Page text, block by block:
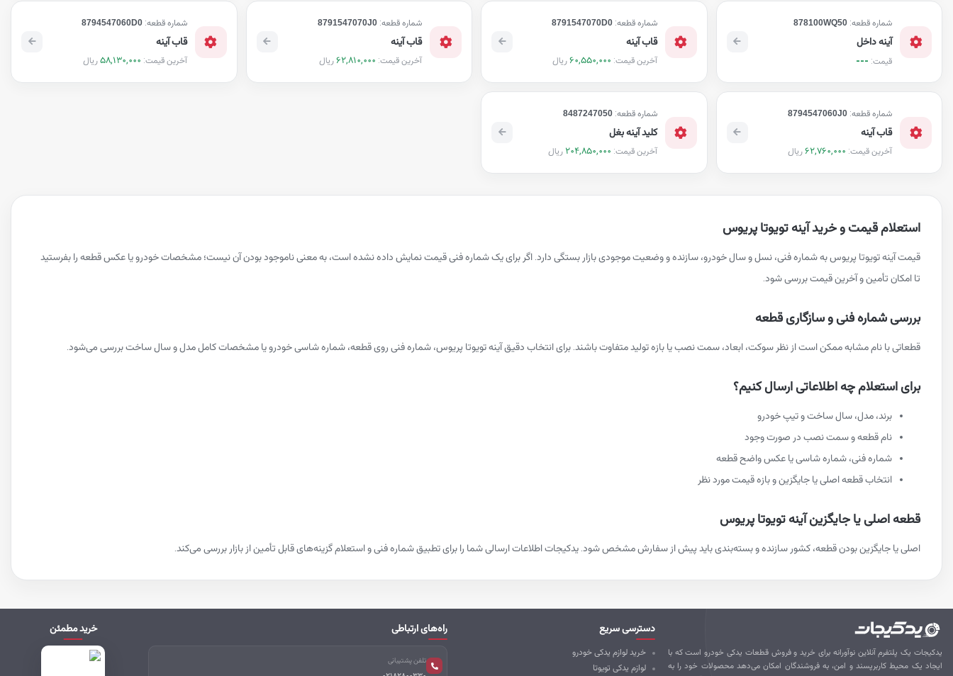
شماره قطعه: 878100WQ50
آینه داخل
قیمت: ---
شماره قطعه:8791547070D0
قاب آینه
آخرین قیمت: 60,550,000ریال
شماره قطعه: 8791547070J0
قاب آینه
آخرین قیمت: 62,810,000ریال
شماره قطعه:8794547060D0
قاب آینه
آخرین قیمت: 58,130,000ریال
شماره قطعه: 8794547060J0
قاب آینه
آخرین قیمت: 62,760,000ریال
شماره قطعه:8487247050
کلید آینه بغل
آخرین قیمت: 204,850,000 ریال
استعلام قیمت و خرید آینه تویوتا پریوس
قیمت آینه تویوتا پریوس به شماره فنی، نسل و سال خودرو، سازنده و وضعیت موجودی بازار بستگی دارد. اگر برای یک شماره فنی قیمت نمایش داده نشده است، به معنی ناموجود بودن آن نیست؛ مشخصات خودرو یا عکس قطعه را بفرستید
تا امکان تأمین و آخرین قیمت بررسی شود.
بررسی شماره فنی و سازگاری قطعه
قطعاتی با نام مشابه ممکن است از نظر سوکت، ابعاد، سمت نصب یا بازه تولید متفاوت باشند. برای انتخاب دقیق آینه تویوتا پریوس، شماره فنی روی قطعه، شماره شاسی خودرو یا مشخصات کامل مدل و سال ساخت بررسی می‌شود.
برای استعلام چه اطلاعاتی ارسال کنیم؟
برند، مدل، سال ساخت و تیپ خودرو
نام قطعه و سمت نصب در صورت وجود
شماره فنی، شماره شاسی یا عکس واضح قطعه
انتخاب قطعه اصلی یا جایگزین و بازه قیمت مورد نظر
قطعه اصلی یا جایگزین آینه تویوتا پریوس
اصلی یا جایگزین بودن قطعه، کشور سازنده و بسته‌بندی باید پیش از سفارش مشخص شود. یدکیجات اطلاعات ارسالی شما را برای تطبیق شماره فنی و استعلام گزینه‌های قابل تأمین از بازار بررسی می‌کند.
یدکیجات یک پلتفرم آنلاین نوآورانه برای خرید و فروش قطعات یدکی خودرو است که با
ایجاد یک محیط کاربرپسند و امن، به فروشندگان امکان می‌دهد محصولات خود را به
دسترسی سریع
خرید لوازم یدکی خودرو
لوازم یدکی تویوتا
راه‌های ارتباطی
تلفن پشتیبانی
خرید مطمئن